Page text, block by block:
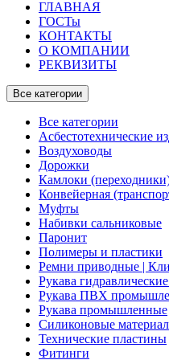
ГЛАВНАЯ
ГОСТы
КОНТАКТЫ
О КОМПАНИИ
РЕКВИЗИТЫ
Все категории
Все категории
Асбестотехнические
Воздуховоды
Дорожки
Камлоки
Конвейерная
Муфты
Набивки сальниковые
Паронит
Полимеры и пластики
Ремни приводные |
Рукава
Рукава ПВХ
Рукава промышленные
Силиконовые
Технические пластины
Фитинги